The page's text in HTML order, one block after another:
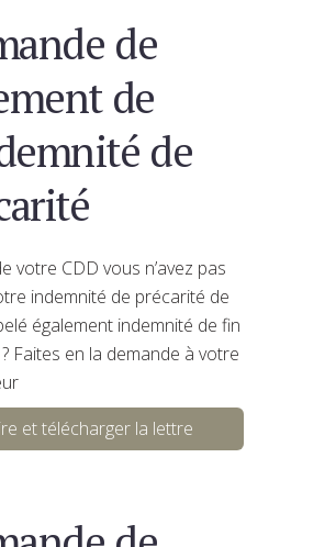
de
de
de
votre CDD vous n’avez pas
indemnité de précarité de
également indemnité de fin
Faites en la demande à votre
et télécharger la lettre